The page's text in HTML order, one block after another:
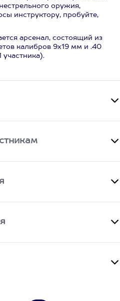
оружия,
инструктору, пробуйте,
арсенал, состоящий из
калибров 9х19 мм и .40
участника).